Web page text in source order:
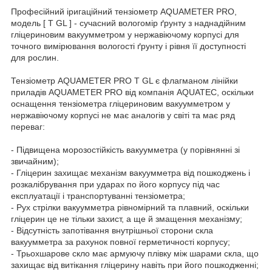
Професійний іригаційний тензіометр AQUAMETER PRO,
модель [ Т GL ] - сучасний вологомір ґрунту з наднадійним
гліцериновим вакуумметром у нержавіючому корпусі для
точного вимірювання вологості ґрунту і рівня її доступності
для рослин.
Тензіометр AQUAMETER PRO Т GL є флагманом лінійки
приладів AQUAMETER PRO від компанія AQUATEC, оскільки
оснащення тензіометра гліцериновим вакуумметром у
нержавіючому корпусі не має аналогів у світі та має ряд
переваг:
- Підвищена морозостійкість вакуумметра (у порівнянні зі
звичайним);
- Гліцерин захищає механізм вакуумметра від пошкоджень і
розкалібрування при ударах по його корпусу під час
експлуатації і транспортуванні тензіометра;
- Рух стрілки вакуумметра рівномірний та плавний, оскільки
гліцерин це не тільки захист, а ще й змащення механізму;
- Відсутність запотівання внутрішньої сторони скла
вакуумметра за рахунок повної герметичності корпусу;
- Трьохшарове скло має армуючу плівку між шарами скла, що
захищає від витікання гліцерину навіть при його пошкодженні;